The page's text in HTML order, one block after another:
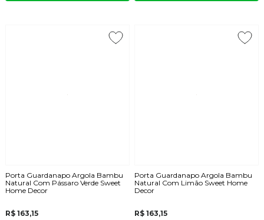
Porta Guardanapo Argola Bambu
Natural Com Pássaro Verde Sweet
Home Decor
R$ 163,15
Porta Guardanapo Argola Bambu
Natural Com Limão Sweet Home
Decor
R$ 163,15